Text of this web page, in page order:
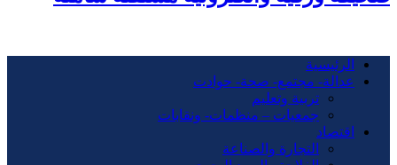
الرئيسية
عدالة- مجتمع- صحة- حوادت
تربية وتعليم
جمعيات – منظمات- ونقابات
اقتصاد
التجارة والصناعة